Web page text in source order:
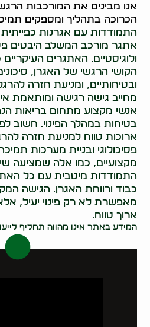
אנו מבינים את המורכבות
הכרוכה בתהליך ומספקים
התמודדות עם אגרנות כפייתית
אתגר מורכב המשלב היבטים
ולוגיסטיים. האתגרים
הקושי הרגשי של האגרן,
ובטיחותיים, ומניעת חזרה
מחייב גישה רגישה ומותאמת
אנשי מקצוע מתחום בריאות
בטיחות במהלך הפינוי. חשוב
ארוכות טווח למניעת חזרה
פסיכולוגי ובניית מערכות
מקצועיים, כמו אלה שמציעה שי
התמודדות מיטבית עם כל
כבוד ורווחת האגרן. הגישה
מאפשרת לא רק פינוי יעיל,
ארוך טווח.
המידע באתר אינו מהווה תחליף